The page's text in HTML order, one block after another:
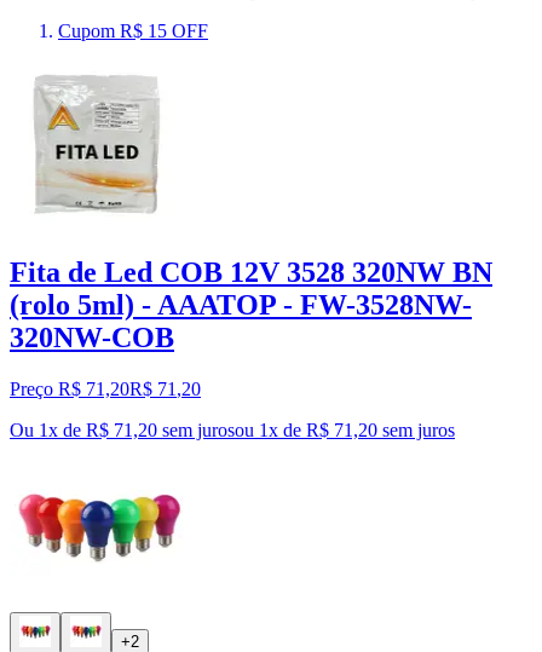
Cupom R$ 15 OFF
Fita de Led COB 12V 3528 320NW BN
(rolo 5ml) - AAATOP - FW-3528NW-
320NW-COB
Preço R$ 71,20R$ 71 ,20
Ou 1x de R$ 71,20 sem jurosou 1x de R$ 71,20 sem juros
+2